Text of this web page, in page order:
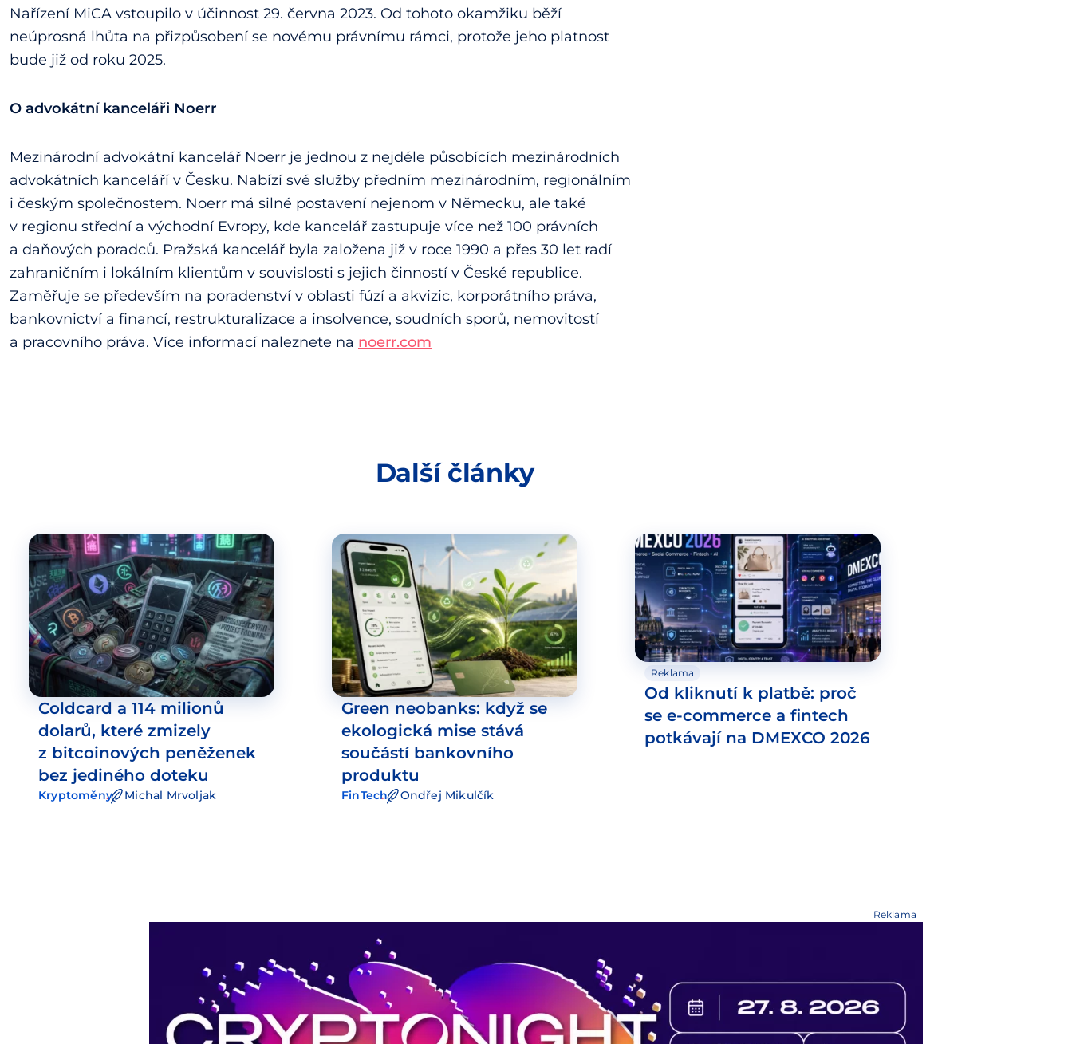
Nařízení MiCA vstoupilo v účinnost 29. června 2023. Od tohoto okamžiku běží
neúprosná lhůta na přizpůsobení se novému právnímu rámci, protože jeho platnost
bude již od roku 2025.
O advokátní kanceláři Noerr
Mezinárodní advokátní kancelář Noerr je jednou z nejdéle působících mezinárodních
advokátních kanceláří v Česku. Nabízí své služby předním mezinárodním, regionálním
i českým společnostem. Noerr má silné postavení nejenom v Německu, ale také
v regionu střední a východní Evropy, kde kancelář zastupuje více než 100 právních
a daňových poradců. Pražská kancelář byla založena již v roce 1990 a přes 30 let radí
zahraničním i lokálním klientům v souvislosti s jejich činností v České republice.
Zaměřuje se především na poradenství v oblasti fúzí a akvizic, korporátního práva,
bankovnictví a financí, restrukturalizace a insolvence, soudních sporů, nemovitostí
a pracovního práva. Více informací naleznete na noerr.com
Další články
Coldcard a 114 milionů
dolarů, které zmizely
z bitcoinových peněženek
bez jediného doteku
Kryptoměny Michal Mrvoljak
Green neobanks: když se
ekologická mise stává
součástí bankovního
produktu
FinTech Ondřej Mikulčík
Reklama
Od kliknutí k platbě: proč
se e-commerce a fintech
potkávají na DMEXCO 2026
Reklama